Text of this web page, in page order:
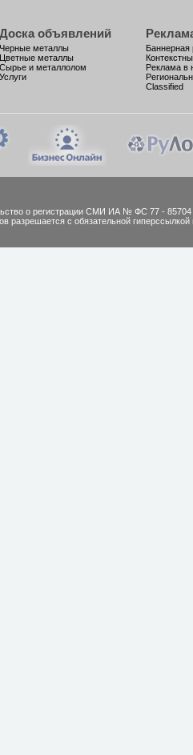
Доска объявлений
Черные металлы
Цветные металлы
Сырье и металлолом
Услуги
Баннерная
Реклама в
Classified
о регистрации СМИ ИА № ФС 77 - 85704
разрешается с обязательной гиперссылкой